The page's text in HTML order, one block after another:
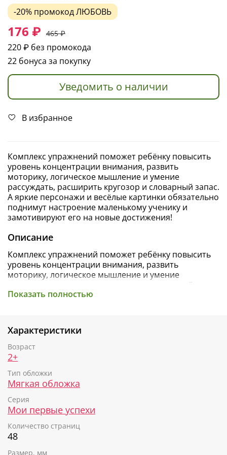
-20% промокодЛЮБОВЬ
176 ₽ 465 ₽
220 ₽ без промокода
22 бонуса за покупку
Уведомить о наличии
В избранное
Комплекс упражнений поможет ребёнку повысить
уровень концентрации внимания, развить
моторику, логическое мышление и умение
рассуждать, расширить кругозор и словарный запас.
А яркие персонажи и весёлые картинки обязательно
поднимут настроение маленькому ученику и
замотивируют его на новые достижения!
Описание
Комплекс упражнений поможет ребёнку повысить
уровень концентрации внимания, развить
моторику, логическое мышление и умение
рассуждать, расширить кругозор и словарный запас.
А яркие персонажи и весёлые картинки обязательно
Показать полностью
Характеристики
Возраст
2+
Тип обложки
Мягкая обложка
Серия
Мои первые успехи
Количество страниц
48
Размер, мм